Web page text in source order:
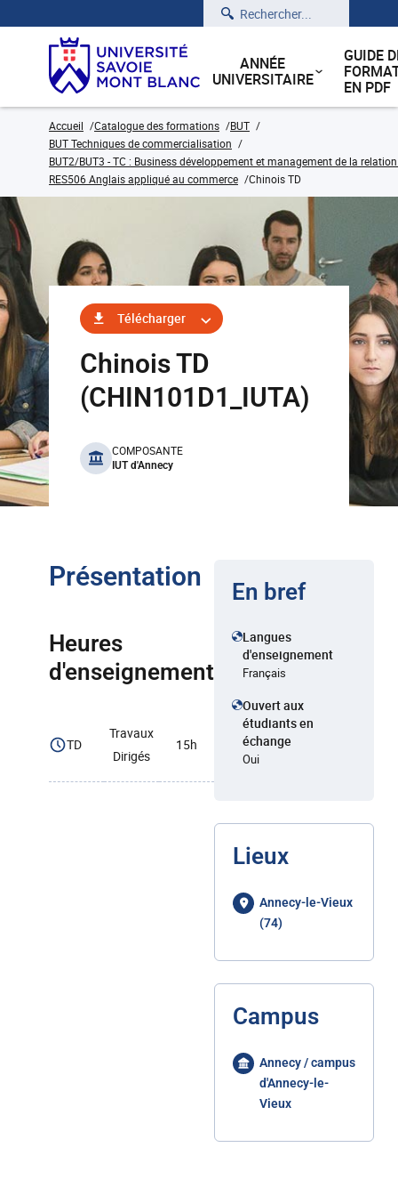
Rechercher
ANNÉE
UNIVERSITAIRE
GUIDE
EN PDF
Accueil Catalogue des formations
BUT
BUT Techniques de commercialisation
BUT2/BUT3 - TC : Business développement et management de la
RES506 Anglais appliqué au commerce
Chinois TD
Télécharger
Chinois TD
(CHIN101D1_IUTA)
benefits
COMPOSANTE
IUT d'Annecy
Présentation
Heures
d'enseignement
TD
Travaux
Dirigés
15h
En bref
Langues
d'enseignement
Français
Ouvert aux
étudiants en
échange
Oui
Lieux
Annecy-le-Vieux
(74)
Campus
Annecy / campus
d'Annecy-le-
Vieux